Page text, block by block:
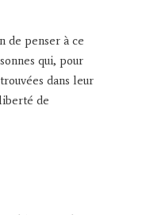
de penser à ce
qui, pour
dans leur
de